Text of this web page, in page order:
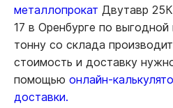
металлопрокат Двутавр
17 в Оренбурге по
тонну со склада
стоимость и доставку
помощью онлайн-
доставки.